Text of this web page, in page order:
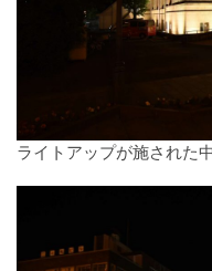
ライトアップが施された